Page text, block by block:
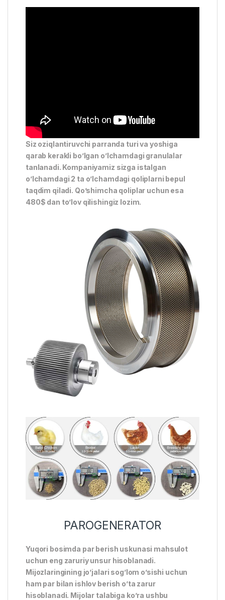
Siz oziqlantiruvchi parranda turi va yoshiga
qarab kerakli bo’lgan o’lchamdagi granulalar
tanlanadi. Kompaniyamiz sizga istalgan
o’lchamdagi 2 ta o’lchamdagi qoliplarni bepul
taqdim qiladi. Qo’shimcha qoliplar uchun esa
480$ dan to’lov qilishingiz lozim.
PAROGENERATOR
Yuqori bosimda par berish uskunasi mahsulot
uchun eng zaruriy unsur hisoblanadi.
Mijozlaringining jo’jalari sog’lom o’sishi uchun
ham par bilan ishlov berish o’ta zarur
hisoblanadi. Mijolar talabiga ko’ra ushbu